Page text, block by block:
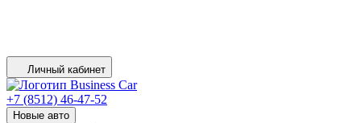
Личный кабинет
+7 (8512) 46-47-52
Новые авто